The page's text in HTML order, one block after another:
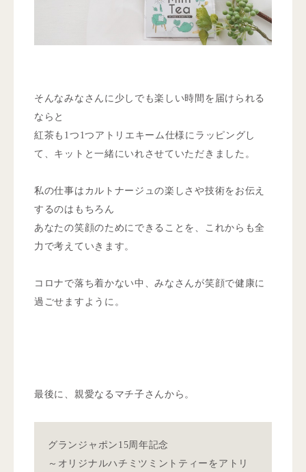
そんなみなさんに少しでも楽しい時間を届けられる
ならと
紅茶も1つ1つアトリエキーム仕様にラッピングし
て、キットと一緒にいれさせていただきました。
私の仕事はカルトナージュの楽しさや技術をお伝え
するのはもちろん
あなたの笑顔のためにできることを、これからも全
力で考えていきます。
コロナで落ち着かない中、みなさんが笑顔で健康に
過ごせますように。
最後に、親愛なるマチ子さんから。
グランジャポン15周年記念
～オリジナルハチミツミントティーをアトリ